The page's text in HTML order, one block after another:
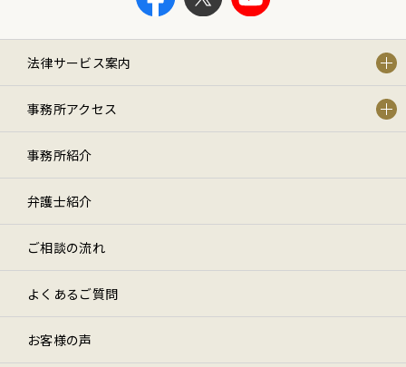
法律サービス案内
事務所アクセス
事務所紹介
弁護士紹介
ご相談の流れ
よくあるご質問
お客様の声